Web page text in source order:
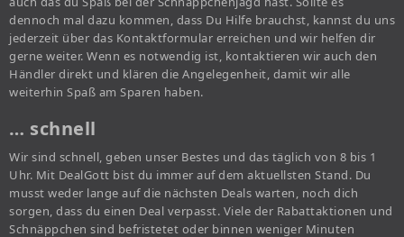
dennoch mal dazu kommen, dass Du Hilfe brauchst, kannst du uns
jederzeit über das Kontaktformular erreichen und wir helfen dir
gerne weiter. Wenn es notwendig ist, kontaktieren wir auch den
Händler direkt und klären die Angelegenheit, damit wir alle
weiterhin Spaß am Sparen haben.
… schnell
Wir sind schnell, geben unser Bestes und das täglich von 8 bis 1
Uhr. Mit DealGott bist du immer auf dem aktuellsten Stand. Du
musst weder lange auf die nächsten Deals warten, noch dich
sorgen, dass du einen Deal verpasst. Viele der Rabattaktionen und
Schnäppchen sind befristetet oder binnen weniger Minuten